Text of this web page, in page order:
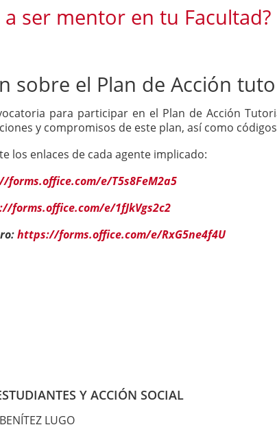
a ser mentor en tu Facultad?
sobre el Plan de Acción
para participar en el Plan de Acción
y compromisos de este plan, así como
los enlaces de cada agente implicado:
forms.office.com/e/T5s8FeM2a5
forms.office.com/e/1fJkVgs2c2
https://forms.office.com/e/RxG5ne4f4U
Y ACCIÓN SOCIAL
LUGO